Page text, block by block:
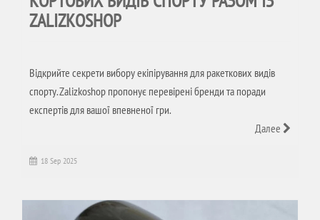
ZALIZKOSHOP
Відкрийте секрети вибору екіпірування для ракеткових видів
спорту. Zalizkoshop пропонує перевірені бренди та поради
експертів для вашої впевненої гри.
Далее
18 Sep 2025